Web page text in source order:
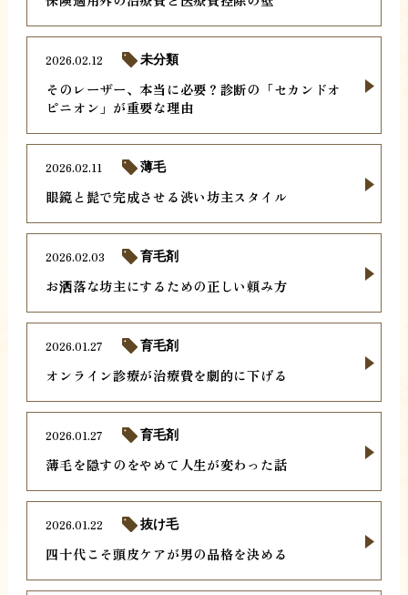
そのレーザー、本当に必要？診断の「セカンドオ
ピニオン」が重要な理由
2026.02.12 未分類
眼鏡と髭で完成させる渋い坊主スタイル
2026.02.11 薄毛
お洒落な坊主にするための正しい頼み方
2026.02.03 育毛剤
オンライン診療が治療費を劇的に下げる
2026.01.27 育毛剤
薄毛を隠すのをやめて人生が変わった話
2026.01.27 育毛剤
四十代こそ頭皮ケアが男の品格を決める
2026.01.22 抜け毛